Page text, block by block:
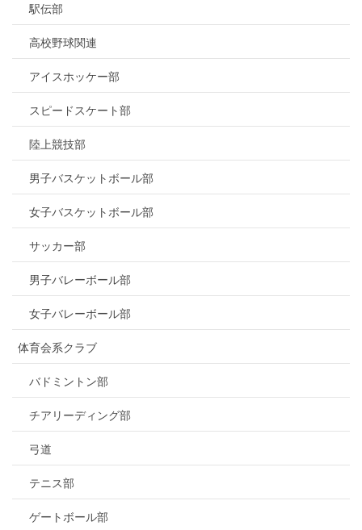
駅伝部
高校野球関連
アイスホッケー部
スピードスケート部
陸上競技部
男子バスケットボール部
女子バスケットボール部
サッカー部
男子バレーボール部
女子バレーボール部
体育会系クラブ
バドミントン部
チアリーディング部
弓道
テニス部
ゲートボール部